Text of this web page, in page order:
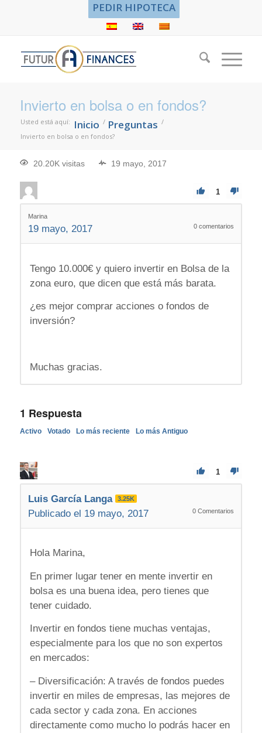
PEDIR HIPOTECA
Invierto en bolsa o en fondos?
Usted está aquí: Inicio / Preguntas /
Invierto en bolsa o en fondos?
20.20K visitas 19 mayo, 2017
1
Marina
19 mayo, 2017 0 comentarios
Tengo 10.000€ y quiero invertir en Bolsa de la
zona euro, que dicen que está más barata.
¿es mejor comprar acciones o fondos de
inversión?
Muchas gracias.
1 Respuesta
Activo Votado Lo más reciente Lo más Antiguo
1
Luis García Langa 3.25K
Publicado el 19 mayo, 2017 0 Comentarios
Hola Marina,
En primer lugar tener en mente invertir en
bolsa es una buena idea, pero tienes que
tener cuidado.
Invertir en fondos tiene muchas ventajas,
especialmente para los que no son expertos
en mercados:
– Diversificación: A través de fondos puedes
invertir en miles de empresas, las mejores de
cada sector y cada zona. En acciones
directamente como mucho lo podrás hacer en